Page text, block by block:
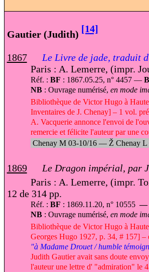
Gautier (Judith) [14]
1867 Le Livre de jade, traduit
Paris : A. Lemerre, (impr.
Réf. : BF : 1867.05.25, n° 4457 —
NB: Ouvrage numérisé, en mode
Bibliothèque de Victor Hugo à
Inventaires de J. Chenay] – 1 vol.
A. Vacquerie annonce l'envoi de
remercie et félicite l'auteur par une
Chenay M 03-10/16 — Ž Chenay
1869
Le Dragon impérial, par
Paris : A. Lemerre, (impr.
12 de 314 pp.
Réf. : BF : 1869.11.20, n° 10555—
NB: Ouvrage numérisé, en mode
Bibliothèque de Victor Hugo à
Georges Hugo 1927, p. 34, # 157] –
"à Madame Drouet / humble
Judith Gautier avait sans doute
l'auteur une lettre d' "admiration" le